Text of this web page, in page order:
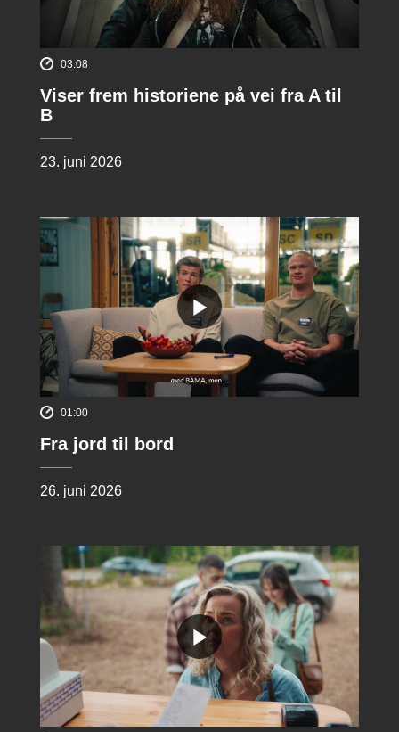
03:08
Viser frem historiene på vei fra A til
B
23. juni 2026
01:00
Fra jord til bord
26. juni 2026